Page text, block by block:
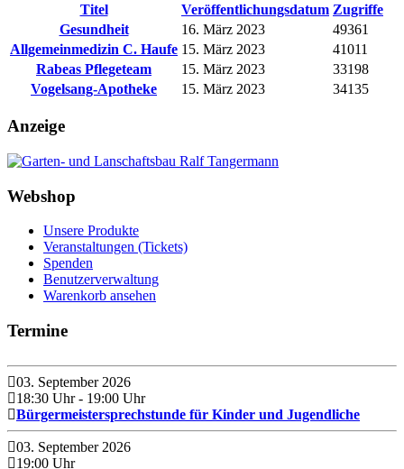
Titel
Veröffentlichungsdatum Zugriffe
Gesundheit
16. März 2023
49361
Allgemeinmedizin C. Haufe 15. März 2023
41011
Rabeas Pflegeteam
15. März 2023
33198
Vogelsang-Apotheke
15. März 2023 34135
Anzeige
Webshop
Unsere Produkte
Veranstaltungen (Tickets)
Spenden
Benutzerverwaltung
Warenkorb ansehen
Termine
03. September 2026
18:30 Uhr - 19:00 Uhr
Bürgermeistersprechstunde für Kinder und Jugendliche
03. September 2026
19:00 Uhr